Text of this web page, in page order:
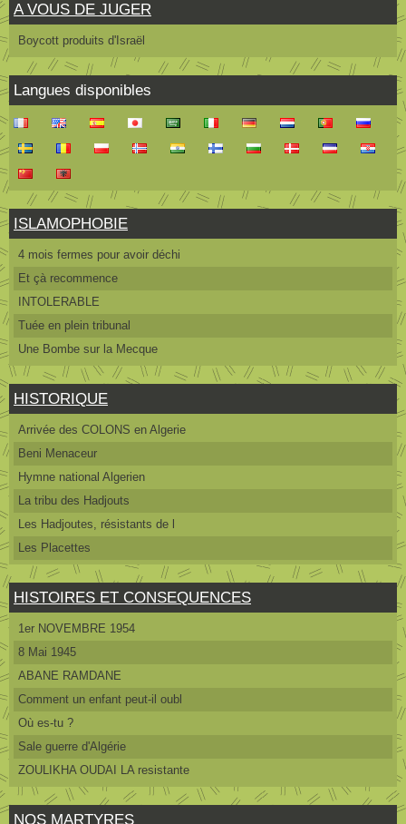
A VOUS DE JUGER
Boycott produits d'Israël
Langues disponibles
ISLAMOPHOBIE
4 mois fermes pour avoir déchi
Et çà recommence
INTOLERABLE
Tuée en plein tribunal
Une Bombe sur la Mecque
HISTORIQUE
Arrivée des COLONS en Algerie
Beni Menaceur
Hymne national Algerien
La tribu des Hadjouts
Les Hadjoutes, résistants de l
Les Placettes
HISTOIRES ET CONSEQUENCES
1er NOVEMBRE 1954
8 Mai 1945
ABANE RAMDANE
Comment un enfant peut-il oubl
Où es-tu ?
Sale guerre d'Algérie
ZOULIKHA OUDAI LA resistante
NOS MARTYRES